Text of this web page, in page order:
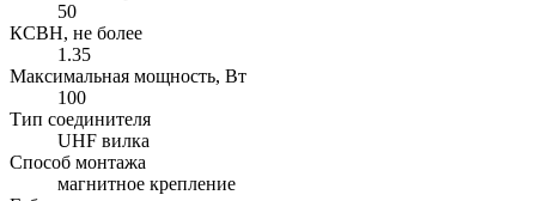
50
КСВН, не более
1.35
Максимальная мощность, Вт
100
Тип соединителя
UHF вилка
Способ монтажа
магнитное крепление